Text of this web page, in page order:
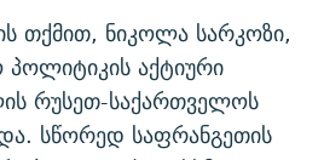
თქმით, ნიკოლა სარკოზი,
აქტიური
რუსეთ-საქართველოს
სწორედ საფრანგეთის